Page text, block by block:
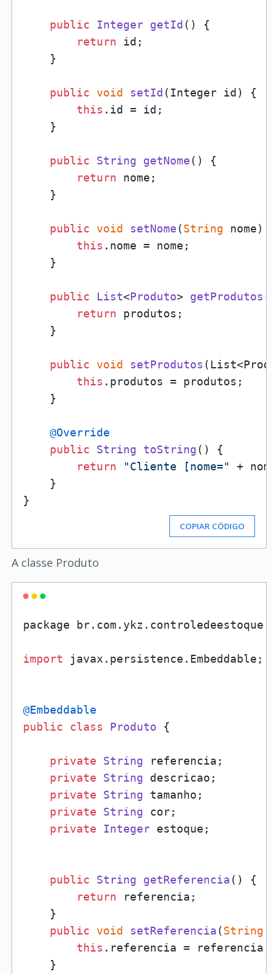
public Integer getId ( ) {
return id;
    }
public void setId (Integer id ) {
this . id
= id;
    }
public String getNome( ) {
return nome;
    }
public void setNome(String nome)
this . nome = nome;
    }
public List<Produto> getProdutos (
return produtos;
    }
public void setProdutos (
this . produtos = produtos;
    }
@Override
public
String toString( ) {
return
"Cliente [nome="
+
    }
COPIAR CÓDIGO
A classe Produto
package br. com . ykz . controledeestoque
import javax. persistence . Embeddable ;
@Embeddable
public
class Produto {
private String referencia;
private
String descricao;
private
String tamanho;
private
String cor;
private
Integer estoque;
public String getReferencia( ) {
return referencia;
    }
public
void setReferencia(String
this . referencia = referencia;
    }